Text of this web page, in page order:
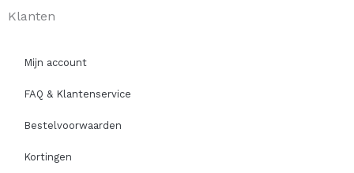
Klanten
Mijn account
FAQ & Klantenservice
Bestelvoorwaarden
Kortingen